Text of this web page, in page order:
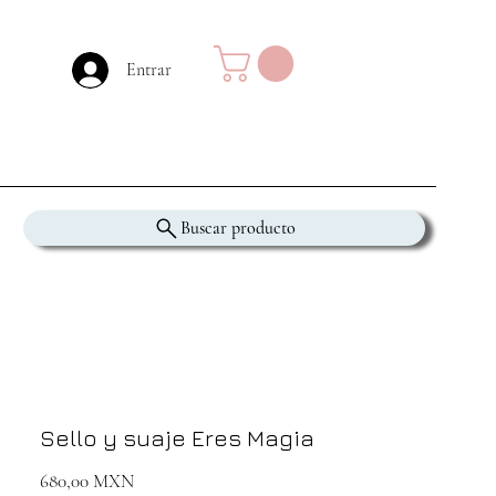
Entrar
Buscar producto
Sello y suaje Eres Magia
680,00 MXNPrecio